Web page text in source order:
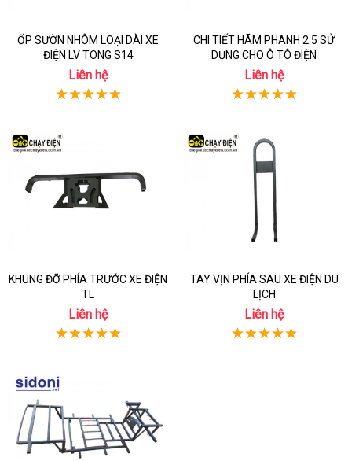
ỐP SƯỜN NHÔM LOẠI DÀI XE
ĐIỆN LV TONG S14
Liên hệ
CHI TIẾT HÃM PHANH 2.5 SỬ
DỤNG CHO Ô TÔ ĐIỆN
Liên hệ
KHUNG ĐỠ PHÍA TRƯỚC XE ĐIỆN
TL
Liên hệ
TAY VỊN PHÍA SAU XE ĐIỆN DU
LỊCH
Liên hệ